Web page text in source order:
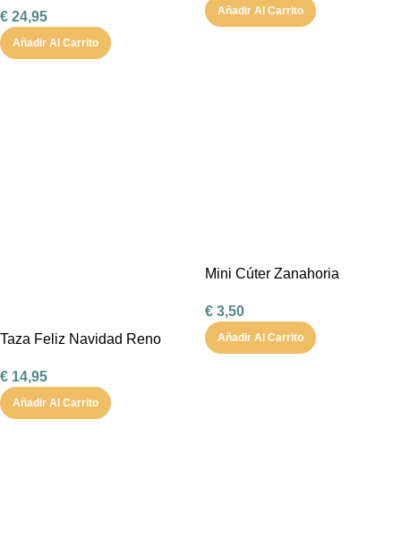
€ 24,95
Añadir Al Carrito
Añadir Al Carrito
Taza Feliz Navidad Reno
con chocolate a la taza, nub
€ 14,95
Añadir Al Carrito
Mini Cúter Zanahoria
€ 3,50
Añadir Al Carrito